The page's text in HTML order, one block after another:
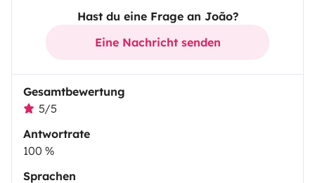
Hast du eine Frage an João?
Eine Nachricht senden
Gesamtbewertung
5/5
Antwortrate
100 %
Sprachen